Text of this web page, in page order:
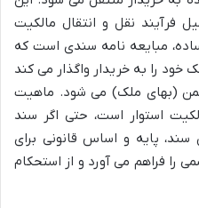
فرآیند نقل و انتقال مالکیت
مبایعه نامه سندی است که
را به خریدار واگذار می کند
(بهای ملک) می شود. ماهیت
استوار است، حتی اگر سند
پایه و اساس قانونی برای
را فراهم می آورد و از استحکام